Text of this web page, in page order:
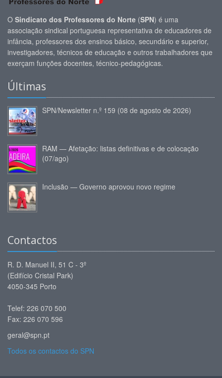
O Sindicato dos Professores do Norte (SPN) é uma
associação sindical portuguesa representativa de educadores de
infância, professores dos ensinos básico, secundário e superior,
investigadores, técnicos de educação e outros trabalhadores que
exerçam funções docentes, técnico-pedagógicas.
Últimas
SPN/Newsletter n.º 159 (08 de agosto de 2026)
RAM — Afetação: listas definitivas e de colocação
(07/ago)
Inclusão — Governo aprovou novo regime
Contactos
R. D. Manuel II, 51 C - 3º
(Edifício Cristal Park)
4050-345 Porto
Telef: 226 070 500
Fax: 226 070 596
geral@spn.pt
Todos os contactos do SPN